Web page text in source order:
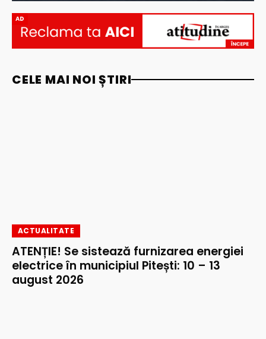
AD
CELE MAI NOI ȘTIRI
ACTUALITATE
ATENȚIE! Se sistează furnizarea energiei
electrice în municipiul Pitești: 10 – 13
august 2026